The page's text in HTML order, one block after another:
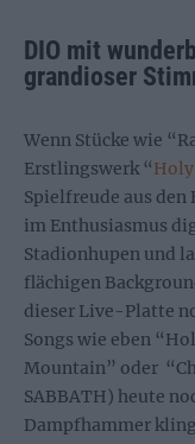
DIO mit
grandioser
Wenn Stücke wie
Erstlingswerk “
Spielfreude aus
im Enthusiasmus
Stadionhupen und
flächigen
dieser Live-Platte
Songs wie eben
Mountain” oder
SABBATH) heute
Dampfhammer